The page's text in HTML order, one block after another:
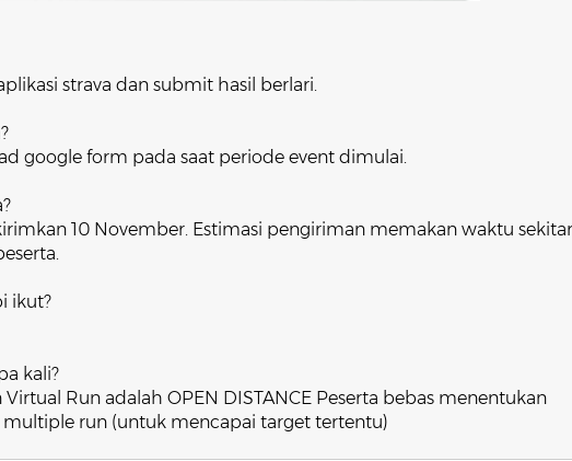
strava dan submit hasil berlari.
google form pada saat periode event dimulai.
10 November. Estimasi pengiriman memakan waktu sekitar
ikut?
kali?
Run adalah OPEN DISTANCE Peserta bebas menentukan
multiple run (untuk mencapai target tertentu)